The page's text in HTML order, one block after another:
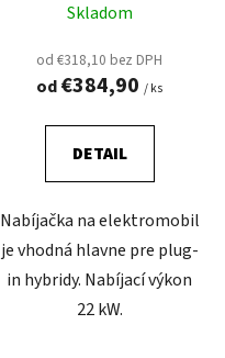
elektromobil 32A (22 kW)
Skladom
od €318,10 bez DPH
od€384,90 / ks
DETAIL
Nabíjačka na elektromobil
je vhodná hlavne pre plug-
in hybridy. Nabíjací výkon
22 kW.